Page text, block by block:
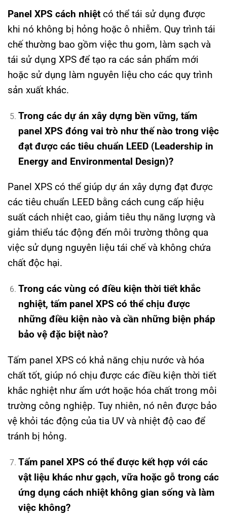
Panel XPS cách nhiệt có thể tái sử dụng được
khi nó không bị hỏng hoặc ô nhiễm. Quy trình tái
chế thường bao gồm việc thu gom, làm sạch và
tái sử dụng XPS để tạo ra các sản phẩm mới
hoặc sử dụng làm nguyên liệu cho các quy trình
sản xuất khác.
Trong các dự án xây dựng bền vững, tấm
panel XPS đóng vai trò như thế nào trong việc
đạt được các tiêu chuẩn LEED (Leadership in
Energy and Environmental Design)?
Panel XPS có thể giúp dự án xây dựng đạt được
các tiêu chuẩn LEED bằng cách cung cấp hiệu
suất cách nhiệt cao, giảm tiêu thụ năng lượng và
giảm thiểu tác động đến môi trường thông qua
việc sử dụng nguyên liệu tái chế và không chứa
chất độc hại.
Trong các vùng có điều kiện thời tiết khắc
nghiệt, tấm panel XPS có thể chịu được
những điều kiện nào và cần những biện pháp
bảo vệ đặc biệt nào?
Tấm panel XPS có khả năng chịu nước và hóa
chất tốt, giúp nó chịu được các điều kiện thời tiết
khắc nghiệt như ẩm ướt hoặc hóa chất trong môi
trường công nghiệp. Tuy nhiên, nó nên được bảo
vệ khỏi tác động của tia UV và nhiệt độ cao để
tránh bị hỏng.
Tấm panel XPS có thể được kết hợp với các
vật liệu khác như gạch, vữa hoặc gỗ trong các
ứng dụng cách nhiệt không gian sống và làm
việc không?